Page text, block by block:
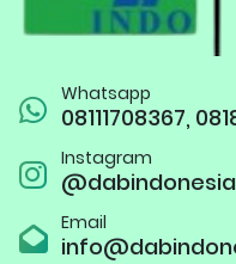
Whatsapp
08111708367,
Instagram
Email